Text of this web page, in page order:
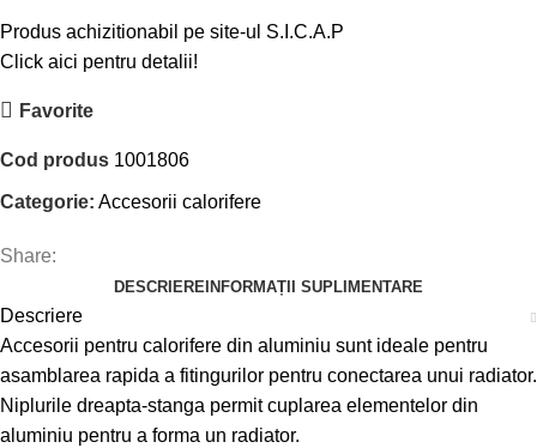
Produs achizitionabil pe site-ul S.I.C.A.P
Click aici pentru detalii!
Favorite
Cod produs 1001806
Categorie: Accesorii calorifere
Share:
DESCRIERE INFORMAȚII SUPLIMENTARE
Descriere
Accesorii pentru calorifere din aluminiu sunt ideale pentru
asamblarea rapida a fitingurilor pentru conectarea unui radiator.
Niplurile dreapta-stanga permit cuplarea elementelor din
aluminiu pentru a forma un radiator.